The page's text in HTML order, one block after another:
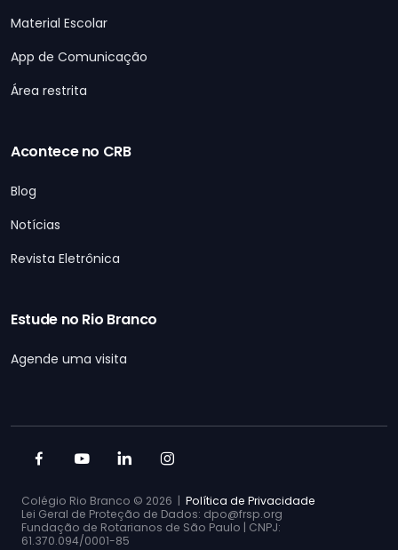
Material Escolar
App de Comunicação
Área restrita
Acontece no CRB
Blog
Notícias
Revista Eletrônica
Estude no Rio Branco
Agende uma visita
Colégio Rio Branco © 2026 | Política de Privacidade
Lei Geral de Proteção de Dados: dpo@frsp.org
Fundação de Rotarianos de São Paulo | CNPJ:
61.370.094/0001-85